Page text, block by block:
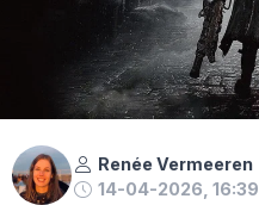
Renée Vermeeren
14-04-2026, 16:39